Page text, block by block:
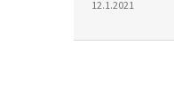
12.1.2021